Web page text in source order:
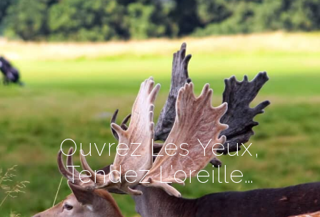
Ouvrez Les Yeux,
Tendez L’oreille…